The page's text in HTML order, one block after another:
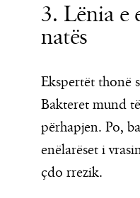
3. Lënia e
natës
Ekspertët thonë
Bakteret mund
përhapjen. Po,
enëlarëset i
çdo rrezik.